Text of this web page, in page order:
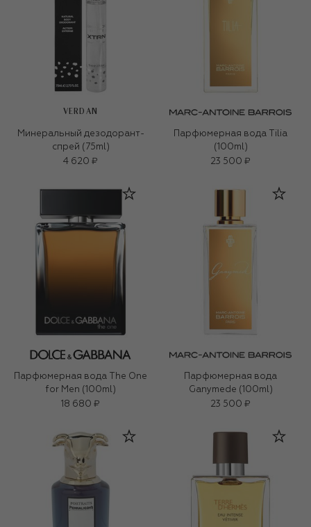
VERDAN
Минеральный дезодорант-
спрей (75ml)
4 620 ₽
Парфюмерная вода Tilia
(100ml)
23 500 ₽
Парфюмерная вода The One
for Men (100ml)
18 680 ₽
Парфюмерная вода
Ganymede (100ml)
23 500 ₽